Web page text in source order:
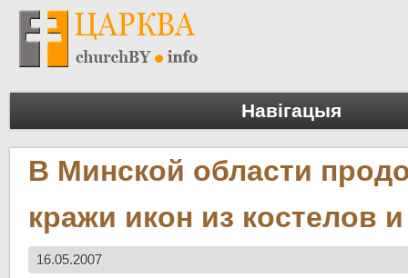
Навігацыя
В Минской области
кражи икон из костелов
16.05.2007